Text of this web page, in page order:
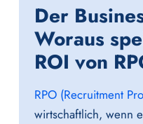
Der
Woraus
ROI von
RPO (Recruitment
wirtschaftlich, wenn